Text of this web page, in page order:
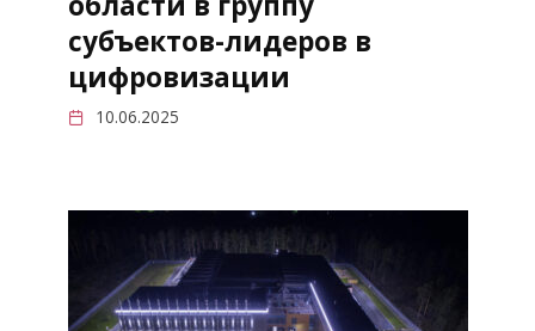
субъектов-лидеров в
цифровизации
10.06.2025